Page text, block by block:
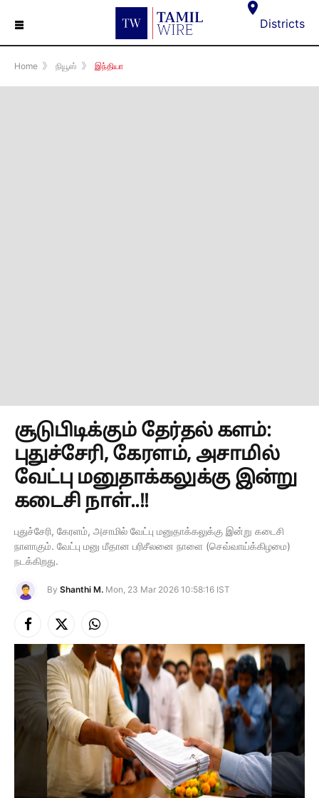
☰ Districts
Home 》 நியூஸ் 》 இந்தியா
சூடுபிடிக்கும் தேர்தல் களம்:
புதுச்சேரி, கேரளம், அசாமில்
வேட்பு மனுதாக்கலுக்கு இன்று
கடைசி நாள்..!!
புதுச்சேரி, கேரளம், அசாமில் வேட்பு மனுதாக்கலுக்கு இன்று கடைசி
நாளாகும். வேட்பு மனு மீதான பரிசீலனை நாளை (செவ்வாய்க்கிழமை)
நடக்கிறது.
By Shanthi M. Mon, 23 Mar 2026 10:58:16 IST
Facebook
X
(Twitter)
Instagram